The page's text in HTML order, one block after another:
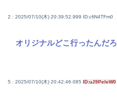
2 : 2025/07/10(木) 20:39:52.999 ID:cfiN4TFm0
オリジナルどこ行ったんだろ
5 : 2025/07/10(木) 20:42:46.085 ID:uJ9PeIeW0